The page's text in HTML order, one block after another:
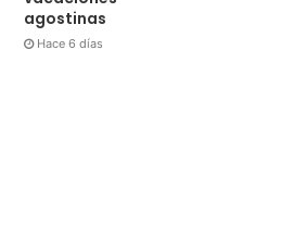
agostinas
Hace 6 días